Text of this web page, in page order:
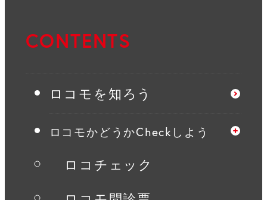
CONTENTS
ロコモを知ろう
ロコモかどうかCheckしよう
ロコチェック